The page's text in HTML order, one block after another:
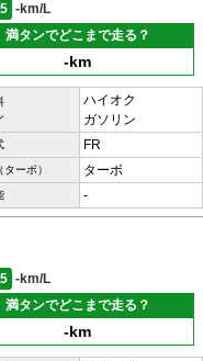
-km/L
満タンでどこまで走る？
-km
ハイオク
ガソリン
FR
ーボ） ターボ
-
-km/L
満タンでどこまで走る？
-km